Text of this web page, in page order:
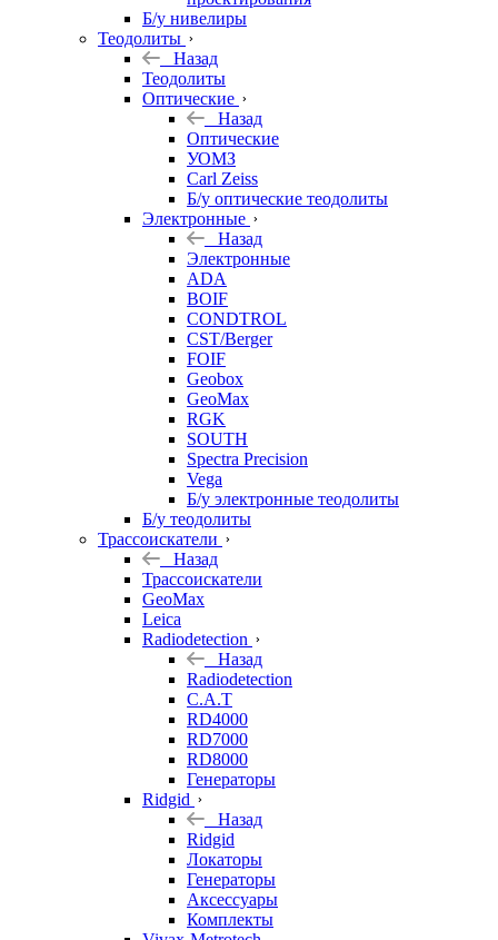
Б/у нивелиры
Теодолиты
Назад
Теодолиты
Оптические
Назад
Оптические
УОМЗ
Carl Zeiss
Б/у оптические теодолиты
Электронные
Назад
Электронные
ADA
BOIF
CONDTROL
CST/Berger
FOIF
Geobox
GeoMax
RGK
SOUTH
Spectra Precision
Vega
Б/у электронные теодолиты
Б/у теодолиты
Трассоискатели
Назад
Трассоискатели
GeoMax
Leica
Radiodetection
Назад
Radiodetection
C.A.T
RD4000
RD7000
RD8000
Генераторы
Ridgid
Назад
Ridgid
Локаторы
Генераторы
Аксессуары
Комплекты